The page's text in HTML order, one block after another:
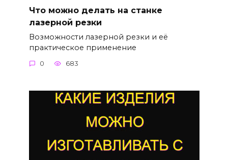
Что можно делать на станке
лазерной резки
Возможности лазерной резки и её
практическое применение
0 683